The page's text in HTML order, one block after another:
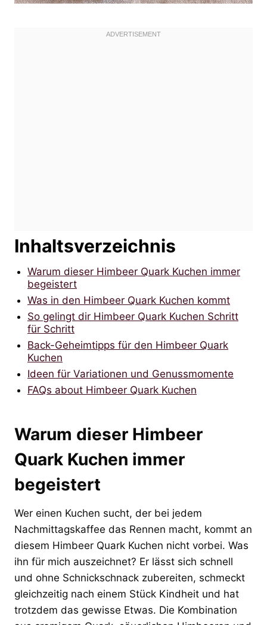
Inhaltsverzeichnis
Warum dieser Himbeer Quark Kuchen immer
begeistert
Was in den Himbeer Quark Kuchen kommt
So gelingt dir Himbeer Quark Kuchen Schritt
für Schritt
Back-Geheimtipps für den Himbeer Quark
Kuchen
Ideen für Variationen und Genussmomente
FAQs about Himbeer Quark Kuchen
Warum dieser Himbeer
Quark Kuchen immer
begeistert
Wer einen Kuchen sucht, der bei jedem
Nachmittagskaffee das Rennen macht, kommt an
diesem Himbeer Quark Kuchen nicht vorbei. Was
ihn für mich auszeichnet? Er lässt sich schnell
und ohne Schnickschnack zubereiten, schmeckt
gleichzeitig nach einem Stück Kindheit und hat
trotzdem das gewisse Etwas. Die Kombination